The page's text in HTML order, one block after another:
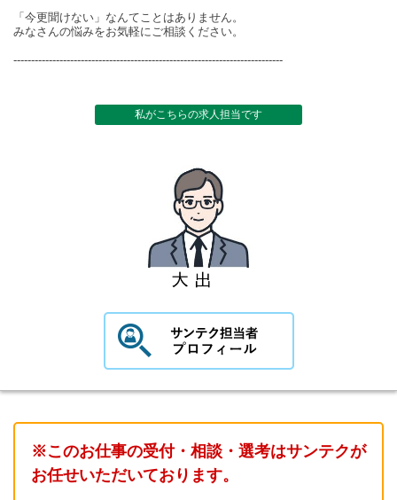
「今更聞けない」なんてことはありません。
みなさんの悩みをお気軽にご相談ください。
----------------------------------------------------------------------------
私がこちらの求人担当です
※このお仕事の受付・相談・選考はサンテクが
お任せいただいております。